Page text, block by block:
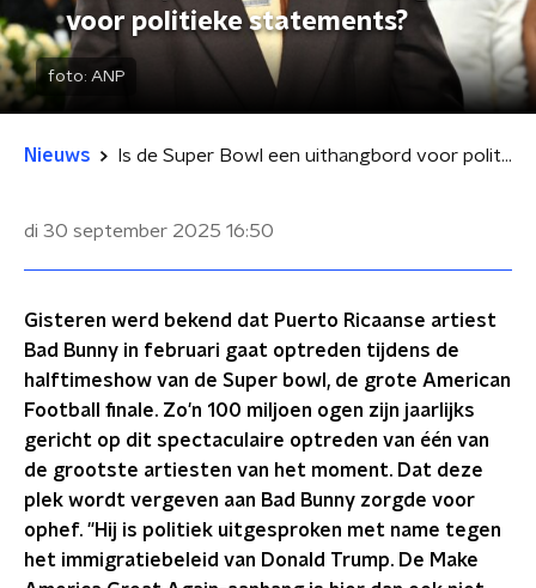
voor politieke statements?
foto: ANP
Nieuws Is de Super Bowl een uithangbord voor politieke statements?
di 30 september 2025 16:50
Gisteren werd bekend dat Puerto Ricaanse artiest
Bad Bunny in februari gaat optreden tijdens de
halftimeshow van de Super bowl, de grote American
Football finale. Zo'n 100 miljoen ogen zijn jaarlijks
gericht op dit spectaculaire optreden van één van
de grootste artiesten van het moment. Dat deze
plek wordt vergeven aan Bad Bunny zorgde voor
ophef. "Hij is politiek uitgesproken met name tegen
het immigratiebeleid van Donald Trump. De Make